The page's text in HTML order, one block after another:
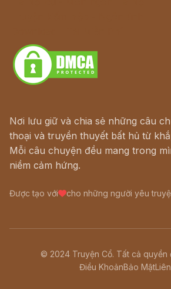
Nơi lưu giữ và chia sẻ những câu
thoại và truyền thuyết bất hủ từ
Mỗi câu chuyện đều mang trong
niềm cảm hứng.
Được tạo với cho những người yêu
© 2024 Truyện Cổ. Tất cả quyền
Điều KhoảnBảo Mật